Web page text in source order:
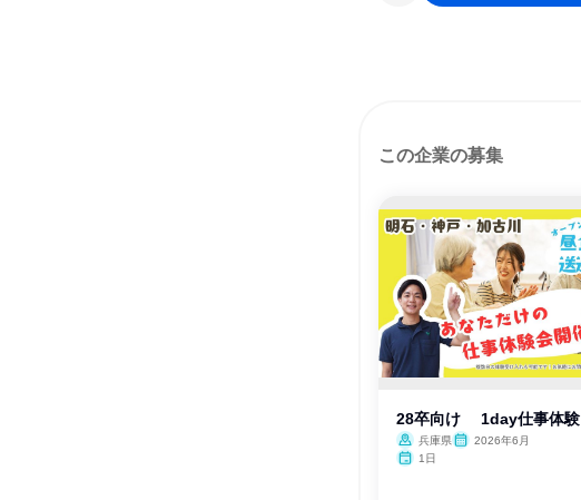
この企業の募集
28卒向け 1day仕事体験
兵庫県
2026年6月
1日